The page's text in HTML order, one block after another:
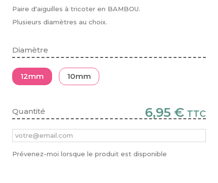
Paire d'aiguilles à tricoter en BAMBOU.
Plusieurs diamètres au choix.
Diamètre
12mm 10mm
Quantité 6,95 € TTC
Prévenez-moi lorsque le produit est disponible